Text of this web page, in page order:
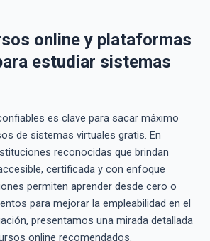
online y plataformas
estudiar sistemas
es clave para sacar máximo
de sistemas virtuales gratis. En
reconocidas que brindan
certificada y con enfoque
permiten aprender desde cero o
para mejorar la empleabilidad en el
presentamos una mirada detallada
online recomendados.